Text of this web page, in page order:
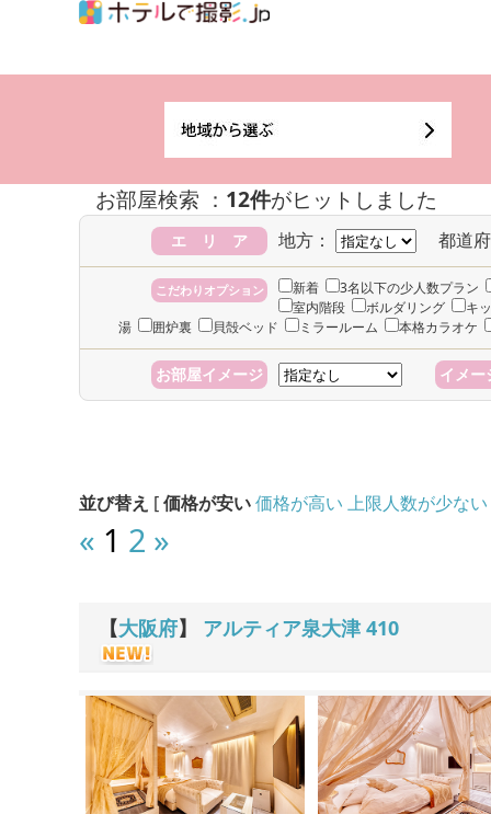
お部屋検索 ： 12件がヒットしました
エ リ ア 地方： 都道
こだわりオプション 新着
3名以下の少人数プラン
室内階段
ボルダリング
キ
湯
囲炉裏 貝殻ベッド ミラールーム 本格カラオケ
お部屋イメージ イメー
並び替え [価格が安い価格が高い 上限人数が少ない
« 1 2 »
【大阪府】 アルティア泉大津 410